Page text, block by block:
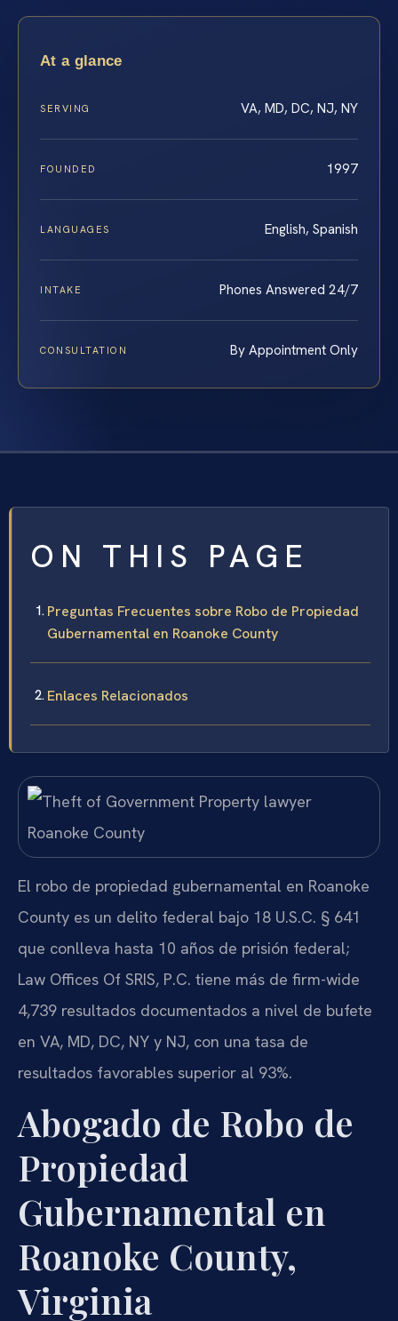
At a glance
SERVING VA, MD, DC, NJ, NY
FOUNDED 1997
LANGUAGES English, Spanish
INTAKE Phones Answered 24/7
CONSULTATION By Appointment Only
ON THIS PAGE
Preguntas Frecuentes sobre Robo de Propiedad
Gubernamental en Roanoke County
Enlaces Relacionados
El robo de propiedad gubernamental en Roanoke
County es un delito federal bajo 18 U.S.C. § 641
que conlleva hasta 10 años de prisión federal;
Law Offices Of SRIS, P.C. tiene más de firm-wide
4,739 resultados documentados a nivel de bufete
en VA, MD, DC, NY y NJ, con una tasa de
resultados favorables superior al 93%.
Abogado de Robo de
Propiedad
Gubernamental en
Roanoke County,
Virginia